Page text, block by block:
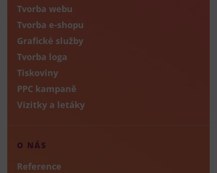
Tvorba webu
Tvorba e-shopu
Grafické služby
Tvorba loga
Tiskoviny
PPC kampaně
Vizitky a letáky
O NÁS
Reference